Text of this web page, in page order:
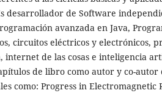
desarrollador de Software
avanzada en Java,
circuitos eléctricos y electrónicos,
internet de las cosas e inteligencia
de libro como autor y co-autor
como: Progress in Electromagnetic